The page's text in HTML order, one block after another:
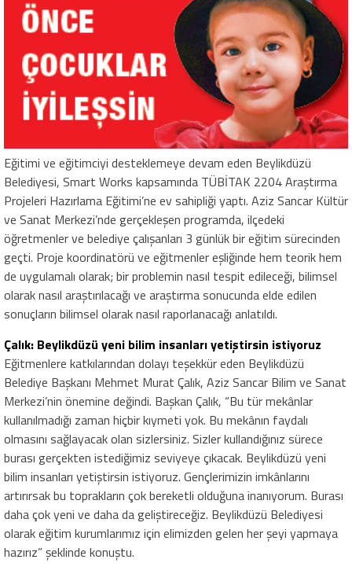
Eğitimi ve eğitimciyi desteklemeye devam eden Beylikdüzü
Belediyesi, Smart Works kapsamında TÜBİTAK 2204 Araştırma
Projeleri Hazırlama Eğitimi’ne ev sahipliği yaptı. Aziz Sancar Kültür
ve Sanat Merkezi’nde gerçekleşen programda, ilçedeki
öğretmenler ve belediye çalışanları 3 günlük bir eğitim sürecinden
geçti. Proje koordinatörü ve eğitmenler eşliğinde hem teorik hem
de uygulamalı olarak; bir problemin nasıl tespit edileceği, bilimsel
olarak nasıl araştırılacağı ve araştırma sonucunda elde edilen
sonuçların bilimsel olarak nasıl raporlanacağı anlatıldı.
Çalık: Beylikdüzü yeni bilim insanları yetiştirsin istiyoruz
Eğitmenlere katkılarından dolayı teşekkür eden Beylikdüzü
Belediye Başkanı Mehmet Murat Çalık, Aziz Sancar Bilim ve Sanat
Merkezi’nin önemine değindi. Başkan Çalık, “Bu tür mekânlar
kullanılmadığı zaman hiçbir kıymeti yok. Bu mekânın faydalı
olmasını sağlayacak olan sizlersiniz. Sizler kullandığınız sürece
burası gerçekten istediğimiz seviyeye çıkacak. Beylikdüzü yeni
bilim insanları yetiştirsin istiyoruz. Gençlerimizin imkânlarını
artırırsak bu toprakların çok bereketli olduğuna inanıyorum. Burası
daha çok yeni ve daha da geliştireceğiz. Beylikdüzü Belediyesi
olarak eğitim kurumlarımız için elimizden gelen her şeyi yapmaya
hazırız” şeklinde konuştu.